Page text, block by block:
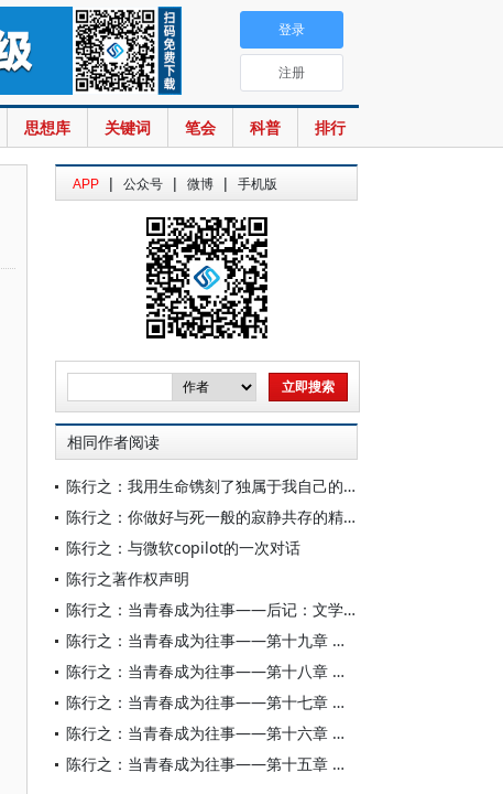
思想库 关键词 笔会 科普 排行
登录
注册
APP | 公众号 | 微博 | 手机版
相同作者阅读
陈行之：我用生命镌刻了独属于我自己的碑文
陈行之：你做好与死一般的寂静共存的精神准备了吗？
陈行之：与微软copilot的一次对话
陈行之著作权声明
陈行之：当青春成为往事——后记：文学应当有一条哲学的通道
陈行之：当青春成为往事——第十九章 黄河照样流
陈行之：当青春成为往事——第十八章 祭诔
陈行之：当青春成为往事——第十七章 活着
陈行之：当青春成为往事——第十六章 汇入波涛
陈行之：当青春成为往事——第十五章 流血的心